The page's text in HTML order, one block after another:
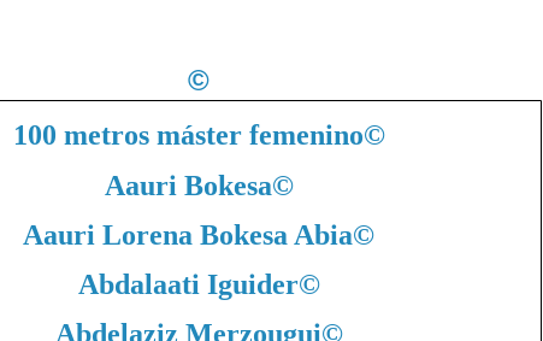
©
100 metros máster femenino©
Aauri Bokesa©
Aauri Lorena Bokesa Abia©
Abdalaati Iguider©
Abdelaziz Merzougui©